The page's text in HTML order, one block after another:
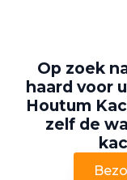
Op zoek
haard voor
Houtum
zelf de